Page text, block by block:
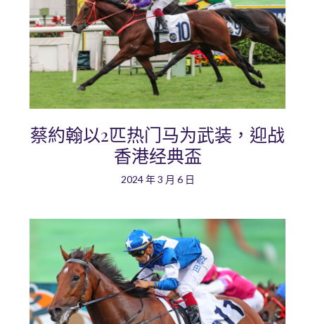
蔡約翰以2匹热门马为武装，迎战
香港经典盃
2024 年 3 月 6 日